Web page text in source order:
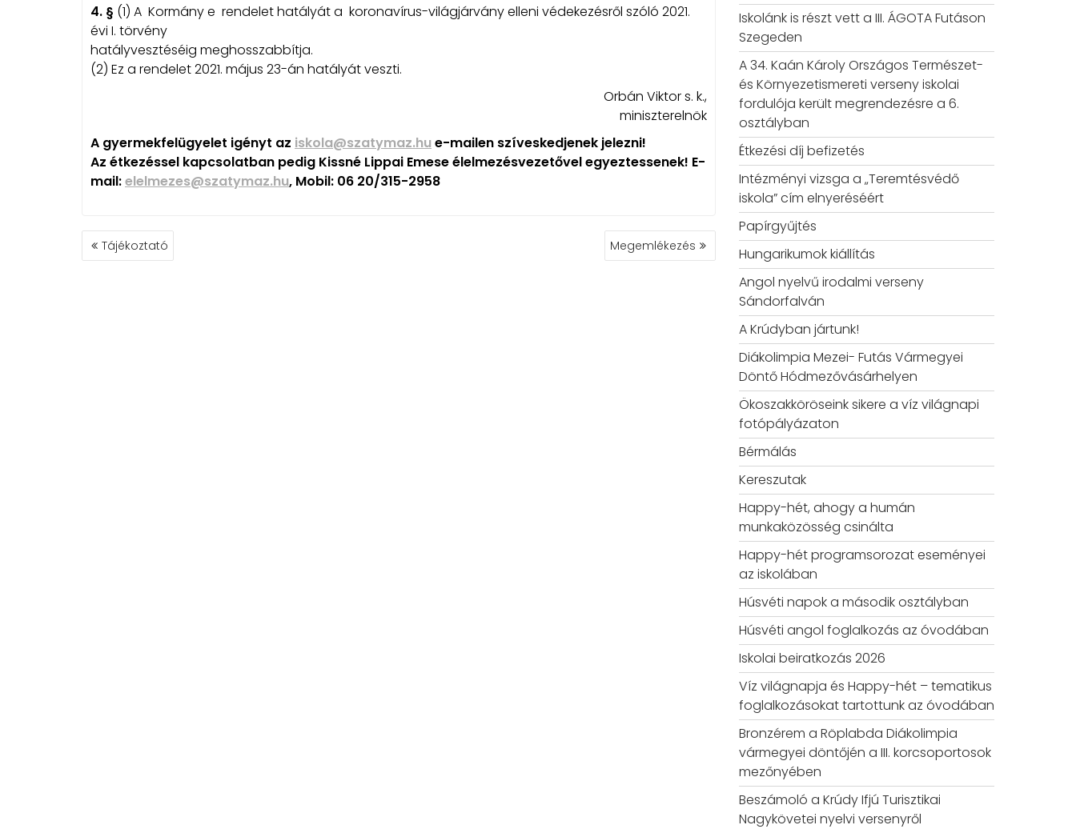
4. § (1) A Kormány e rendelet hatályát a koronavírus-világjárvány elleni védekezésről szóló 2021.
évi I. törvény
hatályvesztéséig meghosszabbítja.
(2) Ez a rendelet 2021. május 23-án hatályát veszti.
Orbán Viktor s. k.,
miniszterelnök
A gyermekfelügyelet igényt az iskola@szatymaz.hue-mailen szíveskedjenek jelezni!
Az étkezéssel kapcsolatban pedig Kissné Lippai Emese élelmezésvezetővel egyeztessenek! E-
mail:elelmezes@szatymaz.hu, Mobil: 06 20/315-2958
BEJEGYZÉS
NAVIGÁCIÓ
Tájékoztató Megemlékezés
Iskolánk is részt vett a III. ÁGOTA Futáson
Szegeden
A 34. Kaán Károly Országos Természet-
és Környezetismereti verseny iskolai
fordulója került megrendezésre a 6.
osztályban
Étkezési díj befizetés
Intézményi vizsga a „Teremtésvédő
iskola” cím elnyeréséért
Papírgyűjtés
Hungarikumok kiállítás
Angol nyelvű irodalmi verseny
Sándorfalván
A Krúdyban jártunk!
Diákolimpia Mezei- Futás Vármegyei
Döntő Hódmezővásárhelyen
Ökoszakköröseink sikere a víz világnapi
fotópályázaton
Bérmálás
Kereszutak
Happy-hét, ahogy a humán
munkaközösség csinálta
Happy-hét programsorozat eseményei
az iskolában
Húsvéti napok a második osztályban
Húsvéti angol foglalkozás az óvodában
Iskolai beiratkozás 2026
Víz világnapja és Happy-hét – tematikus
foglalkozásokat tartottunk az óvodában
Bronzérem a Röplabda Diákolimpia
vármegyei döntőjén a III. korcsoportosok
mezőnyében
Beszámoló a Krúdy Ifjú Turisztikai
Nagykövetei nyelvi versenyről